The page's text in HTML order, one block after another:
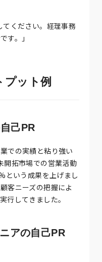
てください。経理事務
す。」
プット例
己PR
での実績と粘り強い
開拓市場での営業活動
という成果を上げまし
客ニーズの把握によ
行してきました。
アの自己PR